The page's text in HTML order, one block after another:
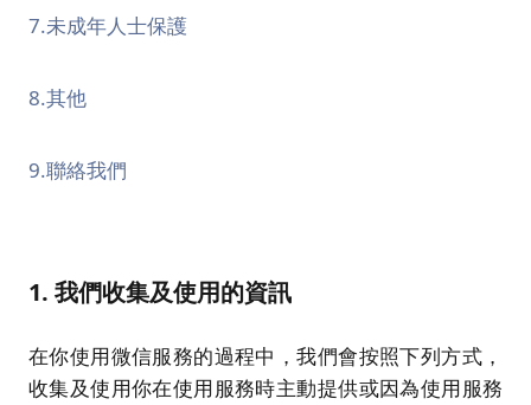
7.未成年人士保護
8.其他
9.聯絡我們
1. 我們收集及使用的資訊
在你使用微信服務的過程中，我們會按照下列方式，
收集及使用你在使用服務時主動提供或因為使用服務